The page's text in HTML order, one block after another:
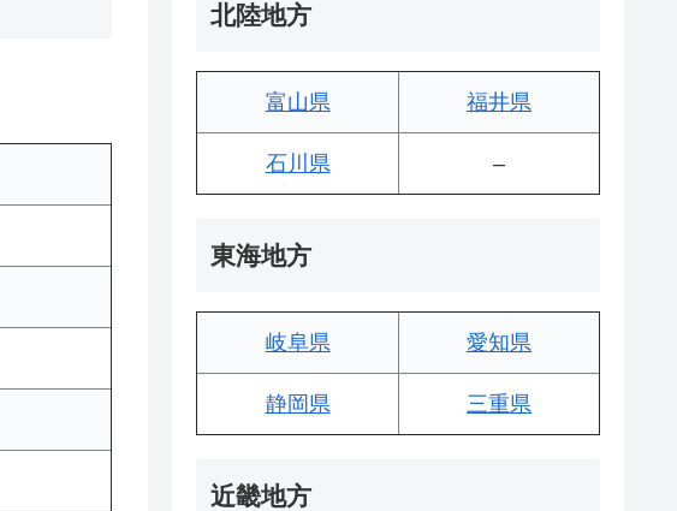
北陸地方
富山県 福井県
石川県 –
東海地方
岐阜県 愛知県
静岡県 三重県
近畿地方